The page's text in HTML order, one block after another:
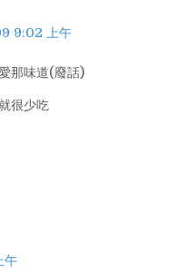
9:02 上午
那味道(廢話)
很少吃
午